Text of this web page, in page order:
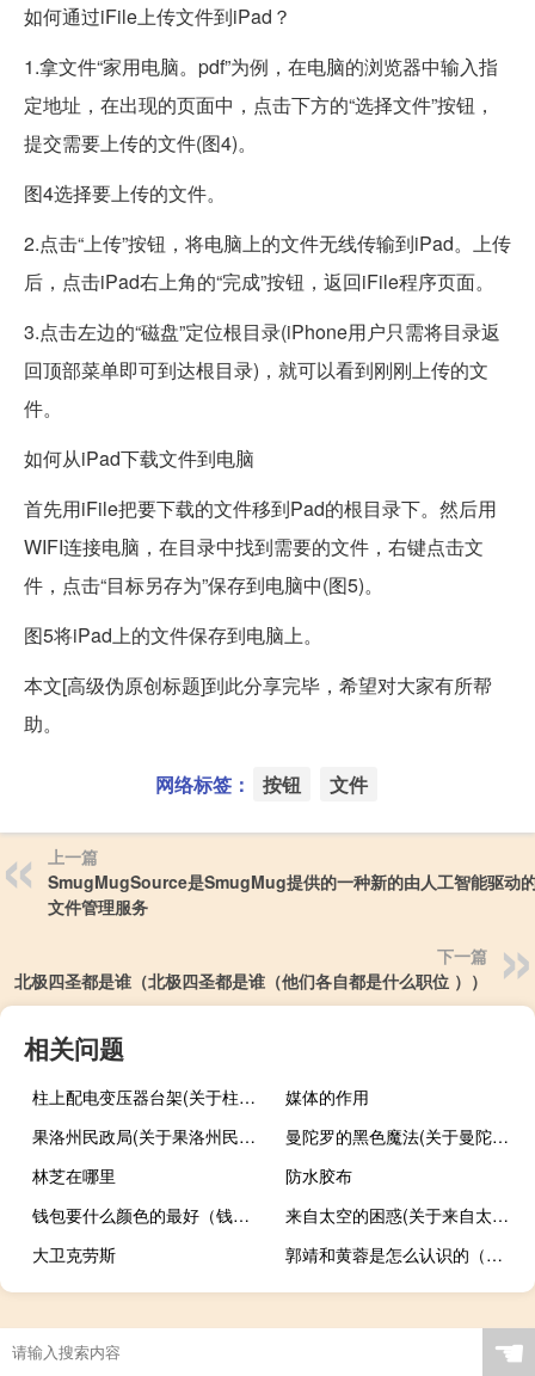
如何通过iFile上传文件到iPad？
1.拿文件“家用电脑。pdf”为例，在电脑的浏览器中输入指
定地址，在出现的页面中，点击下方的“选择文件”按钮，
提交需要上传的文件(图4)。
图4选择要上传的文件。
2.点击“上传”按钮，将电脑上的文件无线传输到iPad。上传
后，点击iPad右上角的“完成”按钮，返回iFile程序页面。
3.点击左边的“磁盘”定位根目录(iPhone用户只需将目录返
回顶部菜单即可到达根目录)，就可以看到刚刚上传的文
件。
如何从iPad下载文件到电脑
首先用iFile把要下载的文件移到Pad的根目录下。然后用
WIFI连接电脑，在目录中找到需要的文件，右键点击文
件，点击“目标另存为”保存到电脑中(图5)。
图5将iPad上的文件保存到电脑上。
本文[高级伪原创标题]到此分享完毕，希望对大家有所帮
助。
网络标签： 按钮 文件
上一篇
SmugMugSource是SmugMug提供的一种新的由人工智能驱动
文件管理服务
下一篇
北极四圣都是谁（北极四圣都是谁（他们各自都是什么职位 ））
相关问题
柱上配电变压器台架(关于柱上配电变压器台架的简介)
媒体的作用
果洛州民政局(关于果洛州民政局的简介)
曼陀罗的黑色魔法(关于曼陀罗的黑色魔法的简介)
林芝在哪里
防水胶布
钱包要什么颜色的最好（钱包要什么颜色的更聚财）
来自太空的困惑(关于来自太空的困惑的简介)
大卫克劳斯
郭靖和黄蓉是怎么认识的（郭靖和黄蓉是怎么死的）
☚